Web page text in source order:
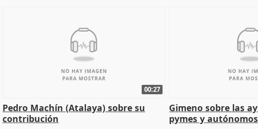
00:27
Pedro Machín (Atalaya) sobre su
contribución
Gimeno sobre las
pymes y autónomos